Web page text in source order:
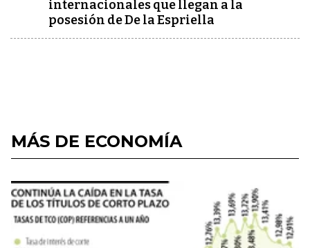
internacionales que llegan a la
posesión de De la Espriella
MÁS DE ECONOMÍA